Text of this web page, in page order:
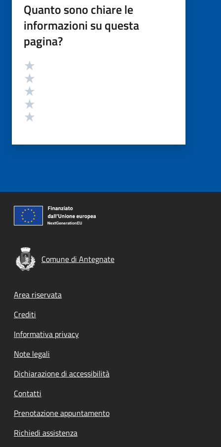
Quanto sono chiare le
informazioni su questa
pagina?
Valutazione
Comune di Antegnate
Footer menu
Area riservata
Crediti
Informativa privacy
Note legali
Dichiarazione di accessibilità
Contatti
Prenotazione appuntamento
Richiedi assistenza